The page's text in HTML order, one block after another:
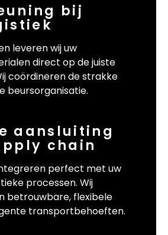
bij
leveren wij uw
direct op de juiste
coördineren de strakke
beursorganisatie.
aansluiting
chain
perfect met uw
processen. Wij
betrouwbare, flexibele
transportbehoeften.